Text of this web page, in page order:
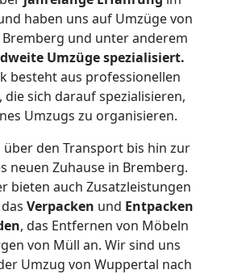
haben uns auf Umzüge von
und unter anderem
Umzüge spezialisiert.
besteht aus professionellen
sich darauf spezialisieren,
Umzugs zu organisieren.
über den Transport bis hin zur
neuen Zuhause in Bremberg.
bieten auch Zusatzleistungen
Verpacken und Entpacken
, das Entfernen von Möbeln
von Müll an. Wir sind uns
Umzug von Wuppertal nach